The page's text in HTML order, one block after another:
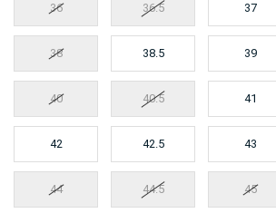
36 36.5 37
38 38.5 39
40 40.5 41
42 42.5 43
44 44.5 45